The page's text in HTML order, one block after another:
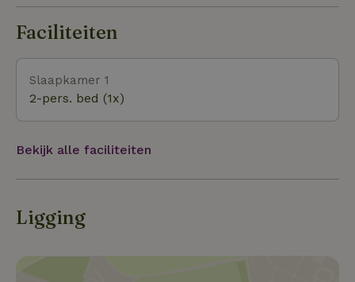
eventueel maximaal één hond meekomen. Twee
kleintjes kan ook, u hoeft dan maar één hond aan te
slaaphoek, keukenhoek en douche/wc. Het is niet
groot, maar zeer compleet.
Faciliteiten
Slaapkamer 1
2-pers. bed (1x)
Bekijk alle faciliteiten
Ligging